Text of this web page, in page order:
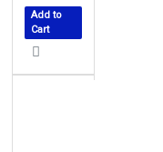
Add to
Cart